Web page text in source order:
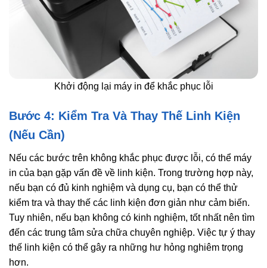
Khởi động lại máy in để khắc phục lỗi
Bước 4: Kiểm Tra Và Thay Thế Linh Kiện
(Nếu Cần)
Nếu các bước trên không khắc phục được lỗi, có thể máy
in của bạn gặp vấn đề về linh kiện. Trong trường hợp này,
nếu bạn có đủ kinh nghiệm và dụng cụ, bạn có thể thử
kiểm tra và thay thế các linh kiện đơn giản như cảm biến.
Tuy nhiên, nếu bạn không có kinh nghiệm, tốt nhất nên tìm
đến các trung tâm sửa chữa chuyên nghiệp. Việc tự ý thay
thế linh kiện có thể gây ra những hư hỏng nghiêm trọng
hơn.